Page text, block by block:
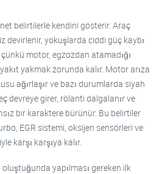
belirtilerle kendini gösterir. Araç
devirlenir, yokuşlarda ciddi güç kaybı
motor, egzozdan atamadığı
yakmak zorunda kalır. Motor arıza
ağırlaşır ve bazı durumlarda siyah
devreye girer, rölanti dalgalanır ve
bir karaktere bürünür. Bu belirtiler
EGR sistemi, oksijen sensörleri ve
karşı karşıya kalır.
yapılması gereken ilk